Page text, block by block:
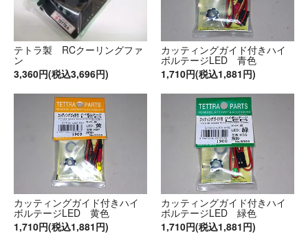
テトラ製 RCクーリングファ
ン
3,360円(税込3,696円)
カッティングガイド付きハイ
ボルテージLED 青色
1,710円(税込1,881円)
カッティングガイド付きハイ
ボルテージLED 黄色
1,710円(税込1,881円)
カッティングガイド付きハイ
ボルテージLED 緑色
1,710円(税込1,881円)